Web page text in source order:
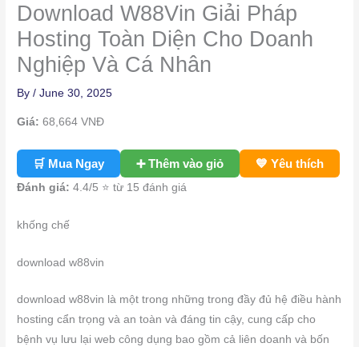
Download W88Vin Giải Pháp
Hosting Toàn Diện Cho Doanh
Nghiệp Và Cá Nhân
By/June 30, 2025
Giá: 68,664 VNĐ
🛒 Mua Ngay ➕ Thêm vào giỏ 💙 Yêu thích
Đánh giá: 4.4/5 ⭐ từ 15 đánh giá
khống chế
download w88vin
download w88vin là một trong những trong đầy đủ hệ điều hành
hosting cẩn trọng và an toàn và đáng tin cậy, cung cấp cho
bệnh vụ lưu lại web công dụng bao gồm cả liên doanh và bốn